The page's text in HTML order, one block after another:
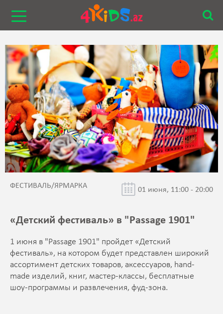
ФЕСТИВАЛЬ/ЯРМАРКА 01 июня, 11:00 - 20:00
«Детский фестиваль» в "Passage 1901"
1 июня в "Passage 1901" пройдет «Детский
фестиваль», на котором будет представлен широкий
ассортимент детских товаров, аксессуаров, hand-
made изделий, книг, мастер-классы, бесплатные
шоу-программы и развлечения, фуд-зона.